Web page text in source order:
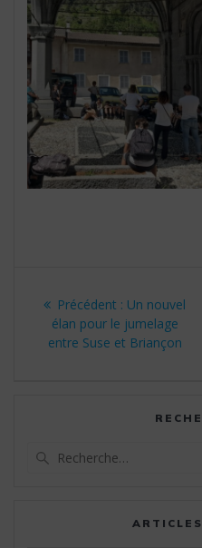
l’article
Précédent : Article
précédent
Un nouvel
élan pour le jumelage
entre Suse et Briançon